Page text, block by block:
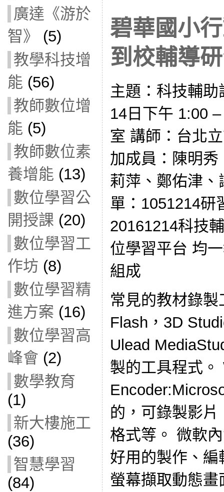
廣達《游於
智》
(5)
教學科技增
能 (56)
教師數位增
能 (5)
教師數位素
養增能 (13)
數位學習公
開授課 (20)
數位學習工
作坊 (8)
數位學習精
進方案 (16)
數位學習高
峰會 (2)
數學教育
(1)
新大樓施工
(36)
智慧學習
(84)
碧華國小
到校輔導
主題：科技輔
14日下午 1:00
室 講師：台北
加成員：陳明
莉萍、鄭佑津
單：1051214研
20161214科技
位學習平台 均
組成
常見的教材錄
Flash，3D
Ulead
製的工具程式
的，可錄製影
格式等。 微軟
好用的製作、
螢幕擷取動態